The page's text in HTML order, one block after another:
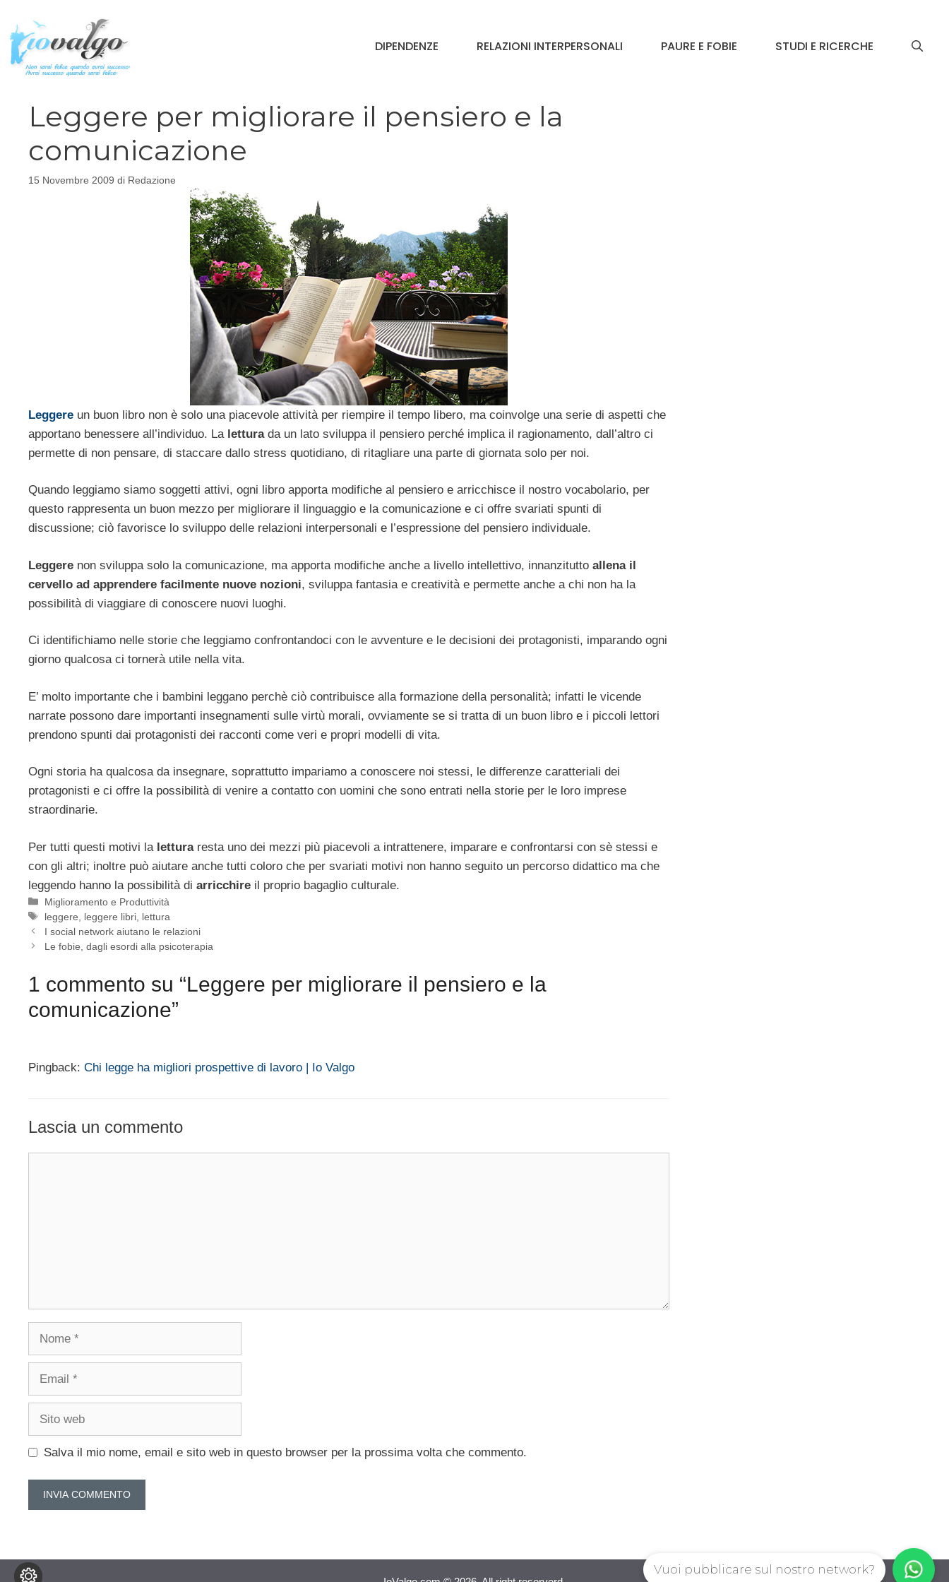
contenuto
DIPENDENZE RELAZIONI INTERPERSONALI PAURE E FOBIE STUDI E RICERCHE
Leggere per migliorare il pensiero e la
comunicazione
15 Novembre 2009 di Redazione
Leggere un buon libro non è solo una piacevole attività per riempire il tempo libero, ma coinvolge una serie di aspetti che
apportano benessere all’individuo. La letturada un lato sviluppa il pensiero perché implica il ragionamento, dall’altro ci
permette di non pensare, di staccare dallo stress quotidiano, di ritagliare una parte di giornata solo per noi.
Quando leggiamo siamo soggetti attivi, ogni libro apporta modifiche al pensiero e arricchisce il nostro vocabolario, per
questo rappresenta un buon mezzo per migliorare il linguaggio e la comunicazione e ci offre svariati spunti di
discussione; ciò favorisce lo sviluppo delle relazioni interpersonali e l’espressione del pensiero individuale.
Leggere non sviluppa solo la comunicazione, ma apporta modifiche anche a livello intellettivo, innanzitutto allena il
cervello ad apprendere facilmente nuove nozioni, sviluppa fantasia e creatività e permette anche a chi non ha la
possibilità di viaggiare di conoscere nuovi luoghi.
Ci identifichiamo nelle storie che leggiamo confrontandoci con le avventure e le decisioni dei protagonisti, imparando ogni
giorno qualcosa ci tornerà utile nella vita.
E’ molto importante che i bambini leggano perchè ciò contribuisce alla formazione della personalità; infatti le vicende
narrate possono dare importanti insegnamenti sulle virtù morali, ovviamente se si tratta di un buon libro e i piccoli lettori
prendono spunti dai protagonisti dei racconti come veri e propri modelli di vita.
Ogni storia ha qualcosa da insegnare, soprattutto impariamo a conoscere noi stessi, le differenze caratteriali dei
protagonisti e ci offre la possibilità di venire a contatto con uomini che sono entrati nella storie per le loro imprese
straordinarie.
Per tutti questi motivi la lettura resta uno dei mezzi più piacevoli a intrattenere, imparare e confrontarsi con sè stessi e
con gli altri; inoltre può aiutare anche tutti coloro che per svariati motivi non hanno seguito un percorso didattico ma che
leggendo hanno la possibilità di arricchire il proprio bagaglio culturale.
Categorie
Miglioramento e Produttività
Tag
leggere leggere libri lettura
I social network aiutano le relazioni
Le fobie, dagli esordi alla psicoterapia
1 commento su “Leggere per migliorare il pensiero e la
comunicazione”
Pingback: Chi legge ha migliori prospettive di lavoro | Io Valgo
Lascia un commento
Salva il mio nome, email e sito web in questo browser per la prossima volta che commento.
Vuoi pubblicare sul nostro network?